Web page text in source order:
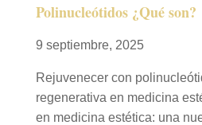
Polinucleótidos ¿Qué son?
9 septiembre, 2025
Rejuvenecer con
regenerativa en medicina
en medicina estética: una